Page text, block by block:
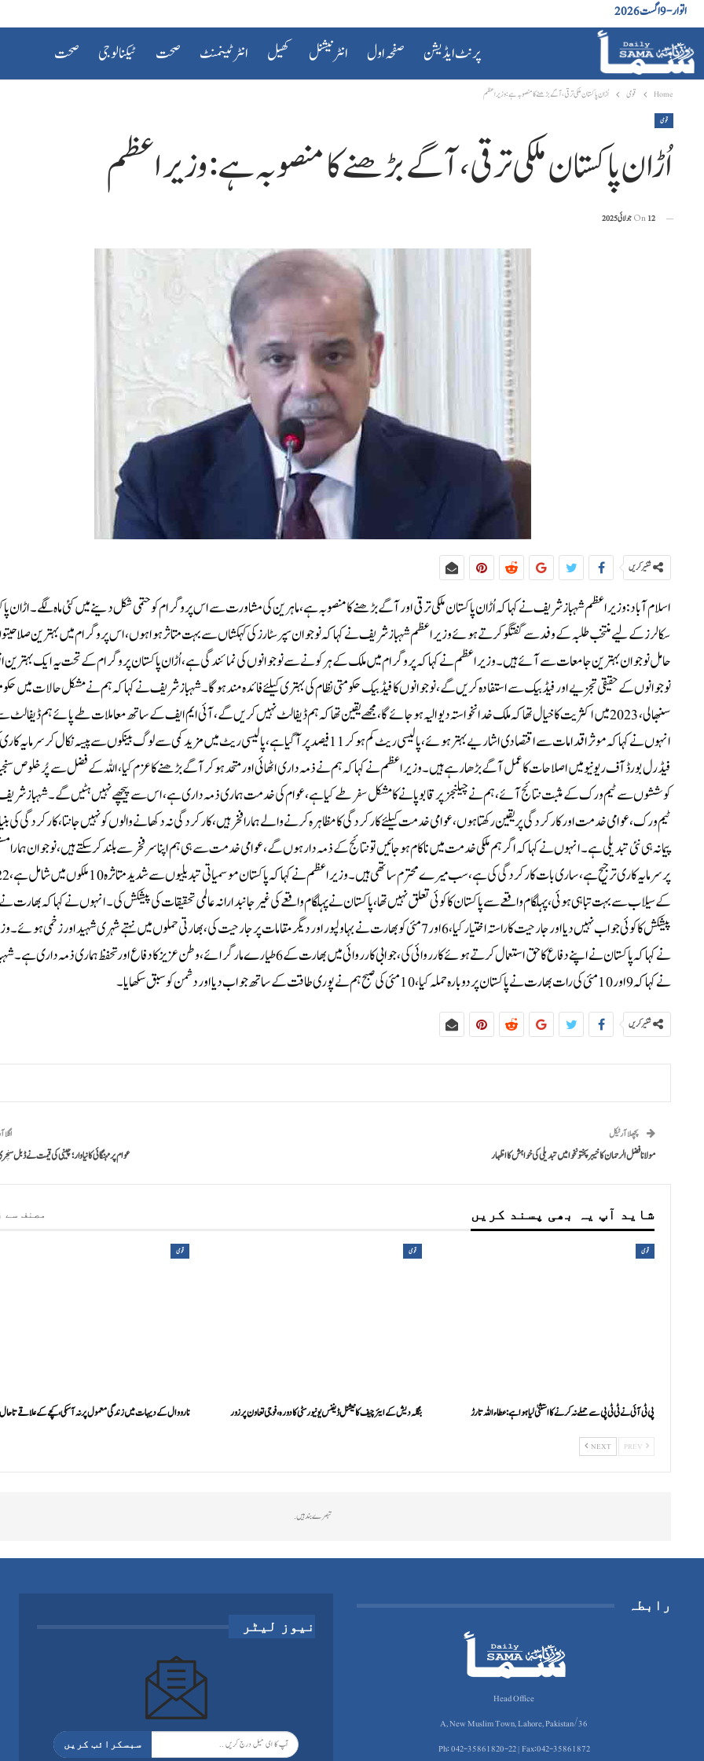
اتوار - 9 اگست 2026
پرنٹ ایڈیشن صفحہ اول انٹرنیشنل کھیل انٹرٹینمنٹ صحت ٹیکنالوجی صحت
Home قومی اُڑان پاکستان ملکی ترقی، آگے بڑھنے کا منصوبہ ہے: وزیراعظم
قومی
اُڑان پاکستان ملکی ترقی، آگے بڑھنے کا منصوبہ ہے: وزیراعظم
On12 جولائی 2025
شئیر کریں
اسلام آباد:وزیراعظم شہباز شریف نے کہا کہ اُڑان پاکستان ملکی ترقی اور آگے بڑھنے کا منصوبہ ہے، ماہرین کی مشاورت سے اس پروگرام کو حتمی شکل دینے میں کئی ماہ لگے۔اڑان
سکالرز کے لیے منتخب طلبہ کے وفد سے گفتگو کرتے ہوئے وزیراعظم شہباز شریف نے کہا کہ نوجوان سپرسٹارز کی کہکشاں سے بہت متاثر ہوا ہوں، اس پروگرام میں بہترین
حامل نوجوان بہترین جامعات سے آئے ہیں۔وزیراعظم نے کہا کہ پروگرام میں ملک کے ہر کونے سے نوجوانوں کی نمائندگی ہے، اُڑان پاکستان پروگرام کے تحت یہ ایک بہترین
نوجوانوں کے حقیقی تجزیے اور فیڈ بیک سے استفادہ کریں گے، نوجوانوں کا فیڈ بیک حکومتی نظام کی بہتری کیلئے فائدہ مند ہوگا۔شہباز شریف نے کہا کہ ہم نے مشکل حالات میں
سنبھالی، 2023 میں اکثریت کا خیال تھا کہ ملک خدانخواستہ دیوالیہ ہو جائے گا، مجھے یقین تھا کہ ہم ڈیفالٹ نہیں کریں گے، آئی ایم ایف کے ساتھ معاملات طے پائے ہم
انہوں نے کہا کہ موثر اقدامات سے اقتصادی اشاریے بہتر ہوئے، پالیسی ریٹ کم ہو کر 11 فیصد پر آگیا ہے، پالیسی ریٹ میں مزید کمی سے لوگ بینکوں سے پیسہ نکال
فیڈرل بورڈ آف ریونیو میں اصلاحات کا عمل آگے بڑھا رہے ہیں۔وزیراعظم نے کہا کہ ہم نے ذمہ داری اٹھائی اور متحد ہوکر آگے بڑھنے کا عزم کیا، اللہ کے فضل سے پُرخلوص
کوششوں سے ٹیم ورک کے مثبت نتائج آئے، ہم نے چیلنجز پر قابو پانے کا مشکل سفر طے کیا ہے، عوام کی خدمت ہماری ذمہ داری ہے، اس سے پیچھے نہیں ہٹیں گے۔شہباز شریف کا
ٹیم ورک، عوامی خدمت اور کارکردگی پر یقین رکھتا ہوں، عوامی خدمت کیلئے کارکردگی کا مظاہرہ کرنے والے ہمارا فخر ہیں، کارکردگی نہ دکھانے والوں کو نہیں جانتا، کارکردگی کی
پیمانہ ہی نئی تبدیلی ہے۔انہوں نے کہا کہ اگر ہم ملکی خدمت میں ناکام ہوجائیں تو نتائج کے ذمہ دار ہوں گے، عوامی خدمت سے ہی ہم اپنا سر فخر سے بلند کر سکتے ہیں، نوجوان ہمارا
پر سرمایہ کاری ترجیح ہے،
کےسیلاب سے بہت تباہی ہوئی، پہلگام واقعے سے پاکستان کا کوئی تعلق نہیں تھا، پاکستان نے پہلگام واقعے کی غیرجانبدارانہ عالمی تحقیقات کی پیشکش کی۔انہوں نے کہا کہ بھارت
پیشکش کا کوئی جواب نہیں دیا اور جارحیت کا راستہ اختیار کیا، 6 اور 7 مئی کو بھارت نے بہاولپور اور دیگر مقامات پر جارحیت کی، بھارتی حملوں میں نہتے شہری شہید اور زخمی
نے کہا کہ پاکستان نے اپنے دفاع کا حق استعمال کرتے ہوئے کارروائی کی، جوابی کارروائی میں بھارت کے 6 طیارے مارگرائے، وطن عزیز کا دفاع اور تحفظ ہماری
نے کہا کہ 9 اور 10 مئی کی رات بھارت نے پاکستان پر دوبارہ حملہ کیا، 10 مئی کی صبح ہم نے پوری طاقت کے ساتھ جواب دیا اور دشمن کو سبق سکھایا۔
شئیر کریں
پچھلا آرٹیکل
مولانا فضل الرحمان کا خیبر پختونخوا میں تبدیلی کی خواہش کا اظہار
اگلا
عوام پر مہنگائی کا نیا وار؛ چینی کی قیمت نے ڈبل
شاید آپ یہ بھی پسند کریں مصنف سے
قومی
پی ٹی آئی نے ٹی ٹی پی سے حملے نہ کرنے کا استثنیٰ لیا ہوا ہے: عطاء اللہ تارڑ
قومی
بنگلہ دیش کے ایئر چیف کا نیشنل ڈیفنس یونیورسٹی کا دورہ، فوجی تعاون پر زور
قومی
نارووال کے دیہات میں زندگی معمول پر نہ آ سکی، کچے کے علاقے
NEXT
تبصرے بند ہیں.
رابطہ
Head Office
36/A, New Muslim Town, Lahore, Pakistan
Ph: 042-35861820-22 | Fax:042-35861872
نیوز لیٹر
سبسکرائب کریں